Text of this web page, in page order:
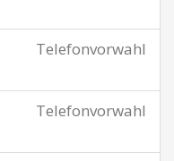
Telefonvorwahl
Telefonvorwahl